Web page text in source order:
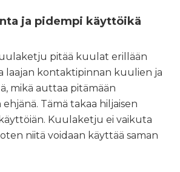
ja pidempi käyttöikä
pitää kuulat erillään
laajan kontaktipinnan kuulien ja
mikä auttaa pitämään
Tämä takaa hiljaisen
Kuulaketju ei vaikuta
niitä voidaan käyttää saman